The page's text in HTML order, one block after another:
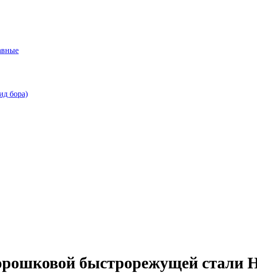
бора)
быстрорежущей стали